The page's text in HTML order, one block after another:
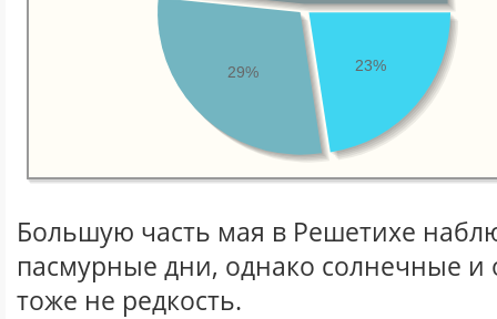
23%
29%
Большую часть мая в Решетихе
пасмурные дни, однако солнечные
тоже не редкость.